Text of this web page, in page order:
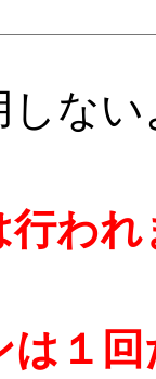
しな
わ
は１